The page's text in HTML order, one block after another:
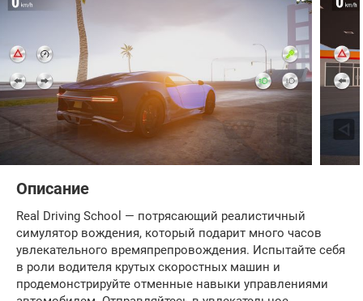
Описание
Real Driving School — потрясающий реалистичный
симулятор вождения, который подарит много часов
увлекательного времяпрепровождения. Испытайте себя
в роли водителя крутых скоростных машин и
продемонстрируйте отменные навыки управлениями